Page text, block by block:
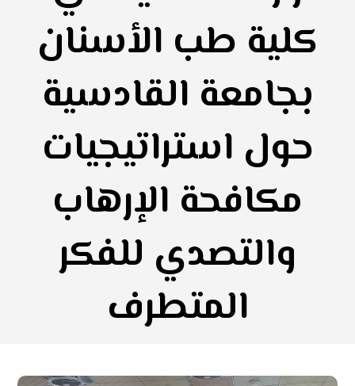
كلية طب الأسنان
بجامعة القادسية
حول استراتيجيات
مكافحة الإرهاب
والتصدي للفكر
المتطرف